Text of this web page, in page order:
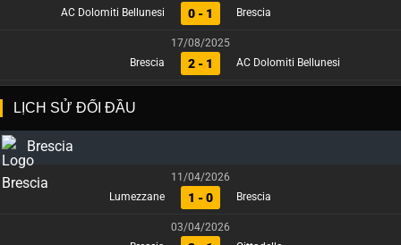
AC Dolomiti Bellunesi
0 - 1 Brescia
17/08/2025
Brescia
2 - 1 AC Dolomiti Bellunesi
LỊCH SỬ ĐỐI ĐẦU
Brescia
11/04/2026
Lumezzane
1 - 0 Brescia
03/04/2026